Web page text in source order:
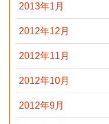
2013年1月
2012年12月
2012年11月
2012年10月
2012年9月